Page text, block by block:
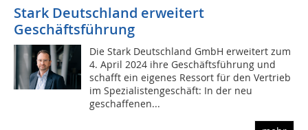
Stark Deutschland erweitert
Geschäftsführung
Die Stark Deutschland GmbH erweitert zum
4. April 2024 ihre Geschäftsführung und
schafft ein eigenes Ressort für den Vertrieb
im Spezialistengeschäft: In der neu
geschaffenen...